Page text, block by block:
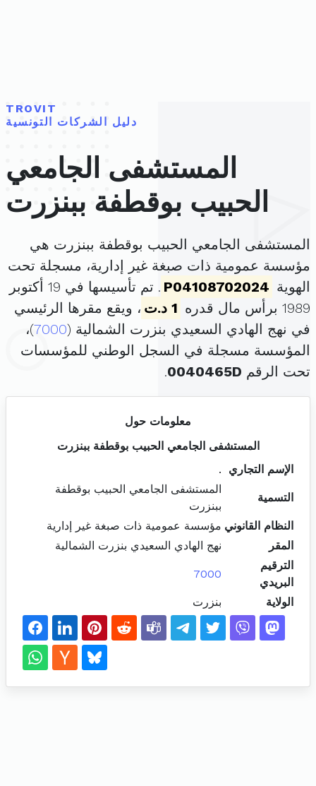
TROVIT
دليل الشركات التونسية
المستشفى الجامعي
الحبيب بوقطفة ببنزرت
المستشفى الجامعي الحبيب بوقطفة ببنزرت هي
مؤسسة عمومية ذات صبغة غير إدارية، مسجلة تحت
الهوية P04108702024
. تم تأسيسها في 19 أكتوبر
1989 برأس مال قدره
1 د.ت
، ويقع مقرها الرئيسي
في نهج الهادي السعيدي بنزرت الشمالية (7000)،
المؤسسة مسجلة في السجل الوطني للمؤسسات
تحت الرقم 0040465D
.
معلومات حول
المستشفى الجامعي الحبيب بوقطفة ببنزرت
الإسم التجاري
.
التسمية
المستشفى الجامعي الحبيب بوقطفة
ببنزرت
النظام القانوني مؤسسة عمومية ذات صبغة غير إدارية
المقر
نهج الهادي السعيدي بنزرت الشمالية
الترقيم
البريدي
7000
الولاية بنزرت